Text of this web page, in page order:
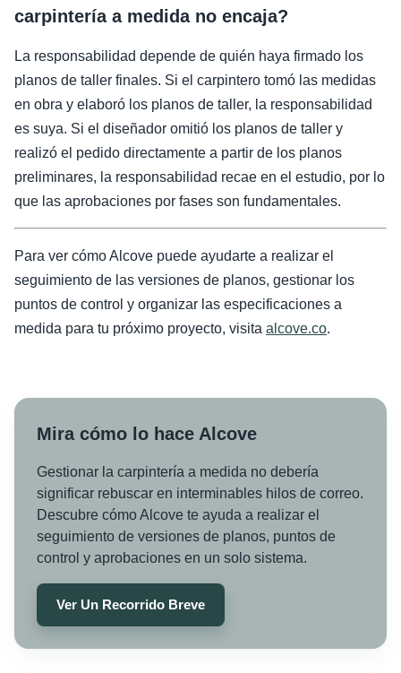
carpintería a medida no encaja?
La responsabilidad depende de quién haya firmado los
planos de taller finales. Si el carpintero tomó las medidas
en obra y elaboró los planos de taller, la responsabilidad
es suya. Si el diseñador omitió los planos de taller y
realizó el pedido directamente a partir de los planos
preliminares, la responsabilidad recae en el estudio, por lo
que las aprobaciones por fases son fundamentales.
Para ver cómo Alcove puede ayudarte a realizar el
seguimiento de las versiones de planos, gestionar los
puntos de control y organizar las especificaciones a
medida para tu próximo proyecto, visita alcove.co.
Mira cómo lo hace Alcove
Gestionar la carpintería a medida no debería
significar rebuscar en interminables hilos de correo.
Descubre cómo Alcove te ayuda a realizar el
seguimiento de versiones de planos, puntos de
control y aprobaciones en un solo sistema.
Ver Un Recorrido Breve